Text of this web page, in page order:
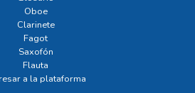
Oboe
Clarinete
Fagot
Saxofón
Flauta
a la plataforma